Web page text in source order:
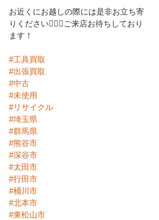
お近くにお越しの際には是非お立ち寄
りください💁🏻‍♀️ご来店お待ちしており
ます！
#工具買取
#出張買取
#中古
#未使用
#リサイクル
#埼玉県
#群馬県
#熊谷市
#深谷市
#太田市
#行田市
#桶川市
#北本市
#東松山市